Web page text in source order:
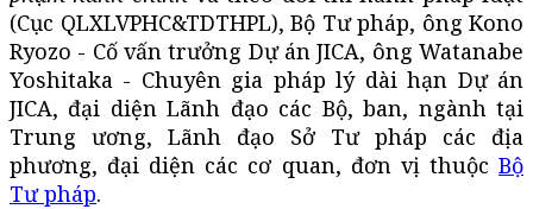
(Cục QLXLVPHC&TDTHPL), Bộ Tư pháp, ông Kono
Ryozo - Cố vấn trưởng Dự án JICA, ông Watanabe
Yoshitaka - Chuyên gia pháp lý dài hạn Dự án
JICA, đại diện Lãnh đạo các Bộ, ban, ngành tại
Trung ương, Lãnh đạo Sở Tư pháp các địa
phương, đại diện các cơ quan, đơn vị thuộc Bộ
Tư pháp.